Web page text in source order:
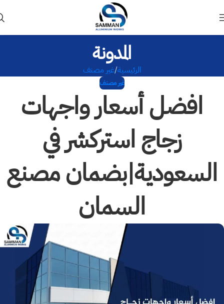
المدونة
الرئيسية غير مصنف
غير مصنف
افضل أسعار واجهات
زجاج استركشر في
السعودية|بضمان مصنع
السمان